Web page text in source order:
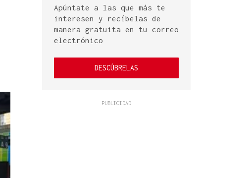
Apúntate a las que más te
interesen y recíbelas de
manera gratuita en tu correo
electrónico
DESCÚBRELAS